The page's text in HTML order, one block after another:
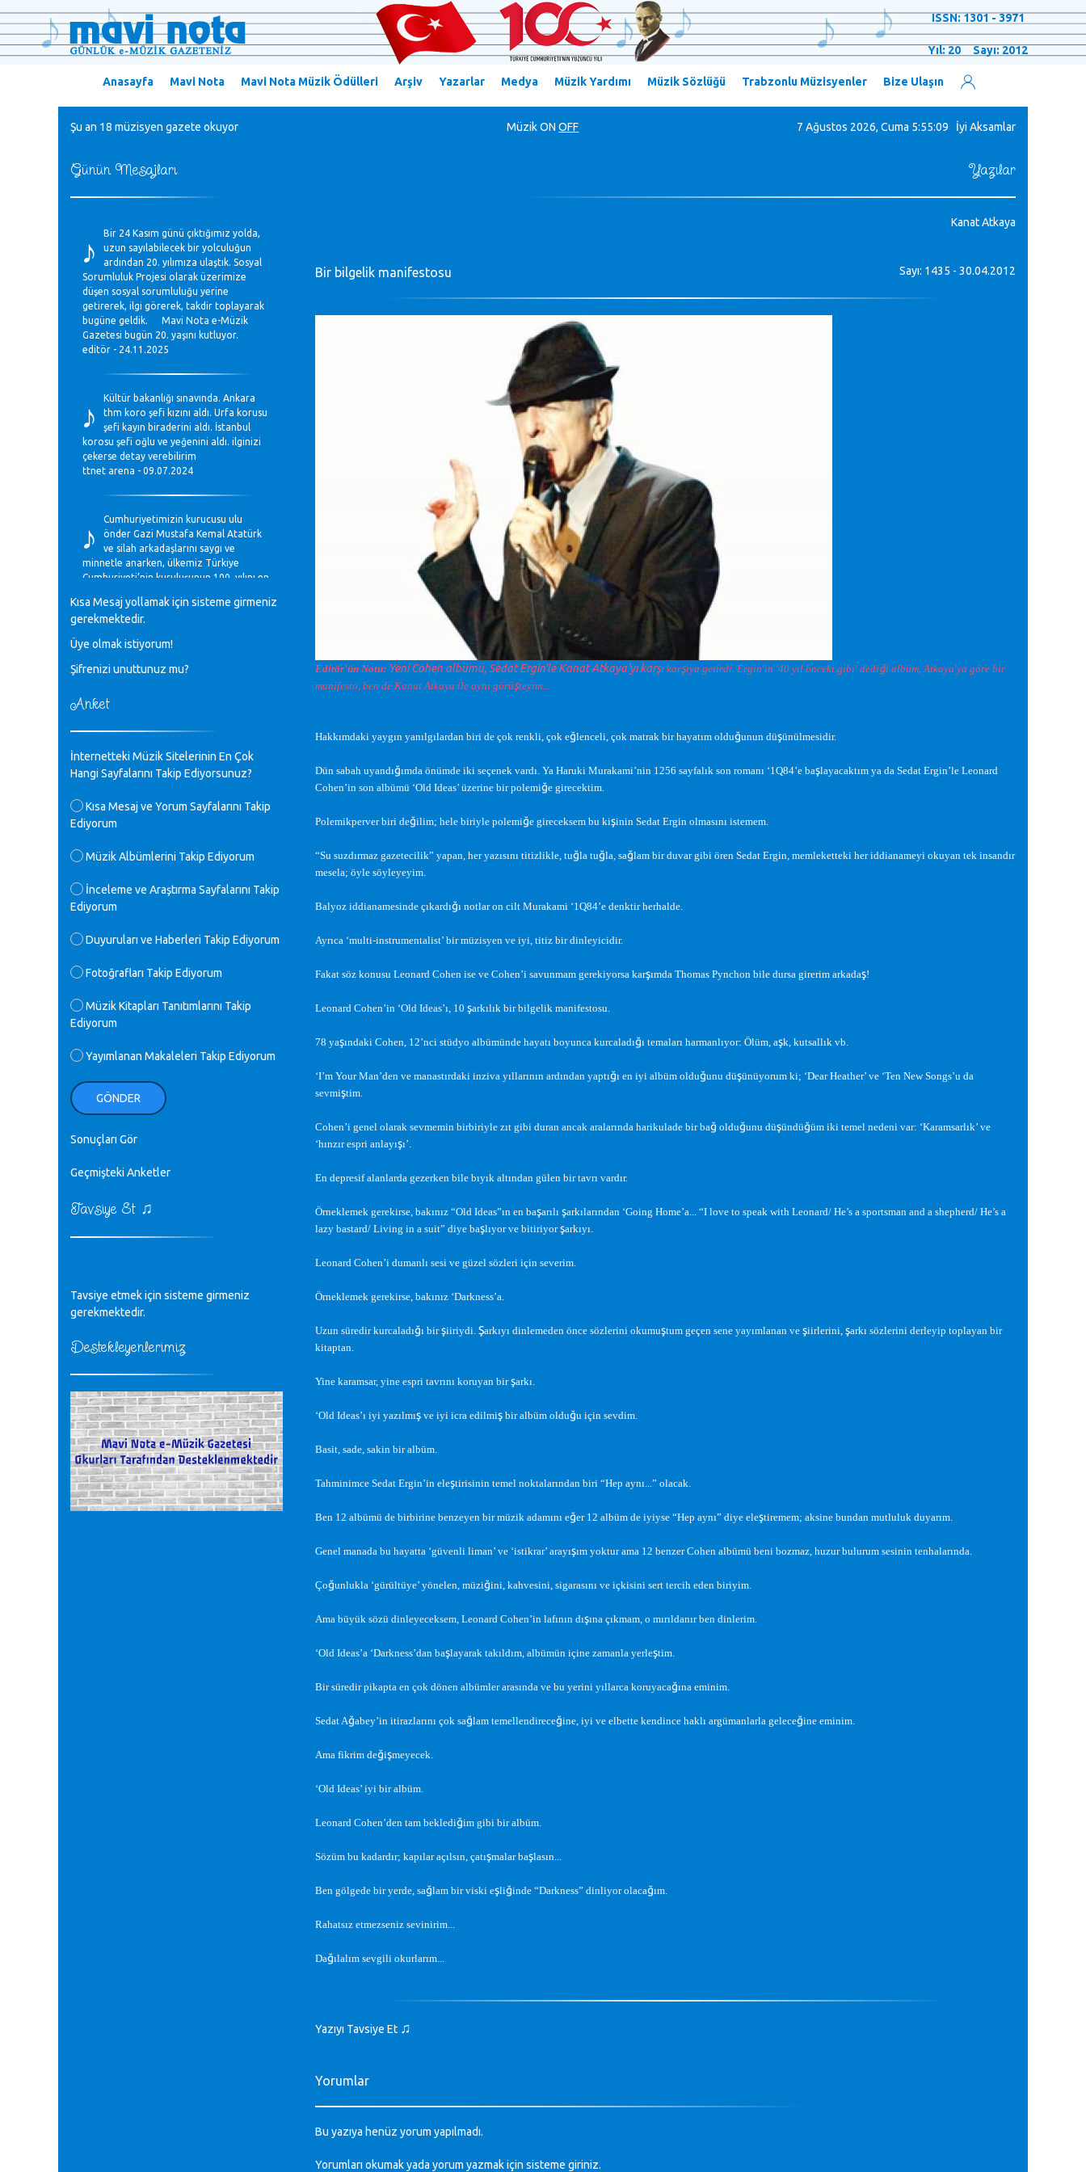
ISSN: 1301 - 3971
Yıl: 20 Sayı: 2012
Anasayfa Mavi Nota Mavi Nota Müzik Ödülleri Arşiv Yazarlar Medya Müzik Yardımı Müzik Sözlüğü Trabzonlu Müzisyenler Bize Ulaşın
Şu an 18 müzisyen gazete okuyor MüzikON OFF 7 Ağustos 2026, Cuma 5:55:10 İyi Aksamlar
Günün Mesajları
♪
Bir 24 Kasım günü çıktığımız yolda,
uzun sayılabilecek bir yolculuğun
ardından 20. yılımıza ulaştık. Sosyal
Sorumluluk Projesi olarak üzerimize
düşen sosyal sorumluluğu yerine
getirerek, ilgi görerek, takdir toplayarak
bugüne geldik. Mavi Nota e-Müzik
Gazetesi bugün 20. yaşını kutluyor.
editör - 24.11.2025
♪
Kültür bakanlığı sınavında. Ankara
thm koro şefi kızını aldı. Urfa korusu
şefi kayın biraderini aldı. İstanbul
korosu şefi oğlu ve yeğenini aldı. ilginizi
çekerse detay verebilirim
ttnet arena - 09.07.2024
♪
Cumhuriyetimizin kurucusu ulu
önder Gazi Mustafa Kemal Atatürk
ve silah arkadaşlarını saygı ve
minnetle anarken, ülkemiz Türkiye
Cumhuriyeti’nin kuruluşunun 100. yılını en
Mavi Nota - 28.10.2023
♪
Müzik Bölümlerinin Eğitim
Gülşah Sargın Kaptaş - 28.10.2023
♪
Mavi Nota - 07.02.2023
♪
30 yıl sonra karşılaşmak çok güzel
Kurtuluş, teveccüh etmişsin çok
verirsen sevinirim, selamlar, sevgiler.
♪
yıllarımda özel radyo yayıncılığı
ödülüne layık görülmüştüm evde yıllar
arayayım dediğimde ikinci büyük şoku
yaşadım 1994 de verdiği ödülü değerli
hocam arşivinde fotoğraf larımız ile
emek emeği geçen herkese en derin
ellerinden benim için öpün.
Kurtuluş Çelebi - 07.01.2023
♪
Mavi Nota - 24.11.2022
♪
Biliyorum Cüneyt bey, yazımda da
♪
sayın müfit bey bilgilerinizi kontrol
edi 6440 sayılı cso kurulrş kanununda
Kısa Mesaj yollamak için sisteme girmeniz
gerekmektedir.
Üye olmak istiyorum!
Şifrenizi unuttunuz mu?
Anket
İnternetteki Müzik Sitelerinin En Çok
Hangi Sayfalarını Takip Ediyorsunuz?
Kısa Mesaj ve Yorum Sayfalarını Takip
Ediyorum
Müzik Albümlerini Takip Ediyorum
İnceleme ve Araştırma Sayfalarını Takip
Ediyorum
Duyuruları ve Haberleri Takip Ediyorum
Fotoğrafları Takip Ediyorum
Müzik Kitapları Tanıtımlarını Takip
Ediyorum
Yayımlanan Makaleleri Takip Ediyorum
GÖNDER
Sonuçları Gör
Geçmişteki Anketler
Tavsiye Et ♫
Tavsiye etmek için sisteme girmeniz
gerekmektedir.
Destekleyenlerimiz
Yazılar
Kanat Atkaya
Bir bilgelik manifestosu Sayı: 1435 - 30.04.2012
Editör'ün Notu: Yeni Cohen albümü, Sedat Ergin'le Kanat Atkaya'yı karşı karşıya getirdi. Ergin'in '40 yıl önceki gibi' dediği albüm, Atkaya'ya göre bir
manifesto, ben de Kanat Atkaya ile aynı görüşteyim...
Hakkımdaki yaygın yanılgılardan biri de çok renkli, çok eğlenceli, çok matrak bir hayatım olduğunun düşünülmesidir.
Dün sabah uyandığımda önümde iki seçenek vardı. Ya Haruki Murakami’nin 1256 sayfalık son romanı ‘1Q84’e başlayacaktım ya da Sedat Ergin’le Leonard
Cohen’in son albümü ‘Old Ideas’ üzerine bir polemiğe girecektim.
Polemikperver biri değilim; hele biriyle polemiğe gireceksem bu kişinin Sedat Ergin olmasını istemem.
“Su suzdırmaz gazetecilik” yapan, her yazısını titizlikle, tuğla tuğla, sağlam bir duvar gibi ören Sedat Ergin, memleketteki her iddianameyi okuyan tek insandır
mesela; öyle söyleyeyim.
Balyoz iddianamesinde çıkardığı notlar on cilt Murakami ‘1Q84’e denktir herhalde.
Ayrıca ‘multi-instrumentalist’ bir müzisyen ve iyi, titiz bir dinleyicidir.
Fakat söz konusu Leonard Cohen ise ve Cohen’i savunmam gerekiyorsa karşımda Thomas Pynchon bile dursa girerim arkadaş!
Leonard Cohen’in ‘Old Ideas’ı, 10 şarkılık bir bilgelik manifestosu.
78 yaşındaki Cohen, 12’nci stüdyo albümünde hayatı boyunca kurcaladığı temaları harmanlıyor: Ölüm, aşk, kutsallık vb.
‘I’m Your Man’den ve manastırdaki inziva yıllarının ardından yaptığı en iyi albüm olduğunu düşünüyorum ki; ‘Dear Heather’ ve ‘Ten New Songs’u da
sevmiştim.
Cohen’i genel olarak sevmemin birbiriyle zıt gibi duran ancak aralarında harikulade bir bağ olduğunu düşündüğüm iki temel nedeni var: ‘Karamsarlık’ ve
‘hınzır espri anlayışı’.
En depresif alanlarda gezerken bile bıyık altından gülen bir tavrı vardır.
Örneklemek gerekirse, bakınız “Old Ideas”ın en başarılı şarkılarından ‘Going Home’a... “I love to speak with Leonard/ He’s a sportsman and a shepherd/ He’s a
lazy bastard/ Living in a suit” diye başlıyor ve bitiriyorşarkıyı.
Leonard Cohen’i dumanlı sesi ve güzel sözleri için severim.
Örneklemek gerekirse, bakınız ‘Darkness’a.
Uzun süredir kurcaladığı birşiiriydi. Şarkıyı dinlemeden önce sözlerini okumuştum geçen sene yayımlanan ve şiirlerini, şarkı sözlerini derleyip toplayan bir
kitaptan.
Yine karamsar, yine espri tavrını koruyan birşarkı.
‘Old Ideas’ı iyi yazılmışve iyi icra edilmişbir albüm olduğu için sevdim.
Basit, sade, sakin bir albüm.
Tahminimce Sedat Ergin’in eleştirisinin temel noktalarından biri “Hep aynı...” olacak.
Ben 12 albümü de birbirine benzeyen bir müzik adamını eğer 12 albüm de iyiyse “Hep aynı” diye eleştiremem; aksine bundan mutluluk duyarım.
Genel manada bu hayatta ‘güvenli liman’ ve ‘istikrar’ arayışım yoktur ama 12 benzer Cohen albümü beni bozmaz, huzur bulurum sesinin tenhalarında.
Çoğunlukla ‘gürültüye’ yönelen, müziğini, kahvesini, sigarasını ve içkisini sert tercih eden biriyim.
Ama büyük sözü dinleyeceksem, Leonard Cohen’in lafının dışına çıkmam, o mırıldanır ben dinlerim.
‘Old Ideas’a ‘Darkness’dan başlayarak takıldım, albümün içine zamanla yerleştim.
Bir süredir pikapta en çok dönen albümler arasında ve bu yerini yıllarca koruyacağına eminim.
Sedat Ağabey’in itirazlarını çok sağlam temellendireceğine, iyi ve elbette kendince haklı argümanlarla geleceğine eminim.
Ama fikrim değişmeyecek.
‘Old Ideas’ iyi bir albüm.
Leonard Cohen’den tam beklediğim gibi bir albüm.
Sözüm bu kadardır; kapılar açılsın, çatışmalar başlasın...
Ben gölgede bir yerde, sağlam bir viski eşliğinde “Darkness” dinliyor olacağım.
Rahatsız etmezseniz sevinirim...
Dağılalım sevgili okurlarım...
Yazıyı Tavsiye Et ♫
Yorumlar
Bu yazıya henüz yorum yapılmadı.
Yorumları okumak yada yorum yazmak için sisteme giriniz.